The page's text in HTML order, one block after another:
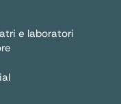
e laboratori